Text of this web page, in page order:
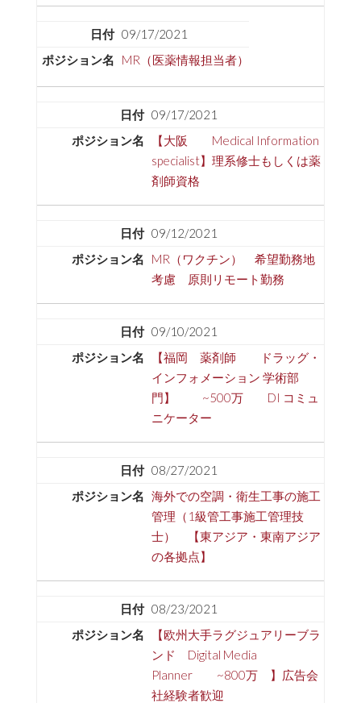
09/17/2021
MR（医薬情報担当者）
09/17/2021
【大阪 Medical Information
specialist】理系修士もしくは薬
剤師資格
09/12/2021
MR（ワクチン） 希望勤務地
考慮 原則リモート勤務
09/10/2021
【福岡 薬剤師 ドラッグ・
インフォメーション 学術部
門】 ~500万 DI コミュ
ニケーター
08/27/2021
海外での空調・衛生工事の施工
管理（1級管工事施工管理技
士） 【東アジア・東南アジア
の各拠点】
08/23/2021
【欧州大手ラグジュアリーブラ
ンド Digital Media
Planner ~800万 】広告会
社経験者歓迎